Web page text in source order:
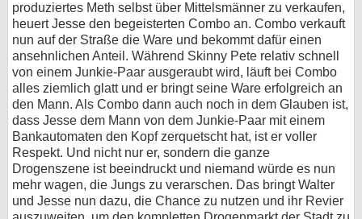
produziertes Meth selbst über Mittelsmänner zu verkaufen,
heuert Jesse den begeisterten Combo an. Combo verkauft
nun auf der Straße die Ware und bekommt dafür einen
ansehnlichen Anteil. Während Skinny Pete relativ schnell
von einem Junkie-Paar ausgeraubt wird, läuft bei Combo
alles ziemlich glatt und er bringt seine Ware erfolgreich an
den Mann. Als Combo dann auch noch in dem Glauben ist,
dass Jesse dem Mann von dem Junkie-Paar mit einem
Bankautomaten den Kopf zerquetscht hat, ist er voller
Respekt. Und nicht nur er, sondern die ganze
Drogenszene ist beeindruckt und niemand würde es nun
mehr wagen, die Jungs zu verarschen. Das bringt Walter
und Jesse nun dazu, die Chance zu nutzen und ihr Revier